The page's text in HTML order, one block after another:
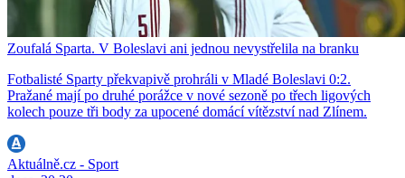
Zoufalá Sparta. V Boleslavi ani jednou nevystřelila na branku
Fotbalisté Sparty překvapivě prohráli v Mladé Boleslavi 0:2.
Pražané mají po druhé porážce v nové sezoně po třech ligových
kolech pouze tři body za upocené domácí vítězství nad Zlínem.
Aktuálně.cz - Sport